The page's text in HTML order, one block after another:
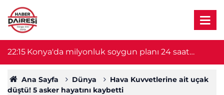
22:15 Konya'da milyonluk soygun planı 24 saat
sürdü! Şüpheliler yakalandı
Ana Sayfa Dünya
Hava Kuvvetlerine ait uçak
düştü! 5 asker hayatını kaybetti